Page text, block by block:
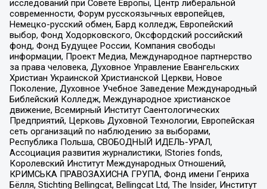
исследований при Совете Европы, Центр либеральной
современности, Форум русскоязычных европейцев,
Немецко-русский обмен, Бард колледж, Европейский
выбор, Фонд Ходорковского, Оксфордский российский
фонд, Фонд Будущее России, Компания свободы
информации, Проект Медиа, Международное партнерство
за права человека, Духовное Управление Евангельских
Христиан Украинской Христианской Церкви, Новое
Поколение, Духовное Учебное Заведение Международный
Библейский Колледж, Международное христианское
движение, Всемирный Институт Саентологических
Предприятий, Церковь Духовной Технологии, Европейская
сеть организаций по наблюдению за выборами,
Республика Польша, СВОБОДНЫЙ ИДЕЛЬ-УРАЛ,
Ассоциация развития журналистики, IStories fonds,
Королевский Институт Международных Отношений,
КРИМСЬКА ПРАВОЗАХИСНА ГРУПА, Фонд имени Генриха
Бёлля, Stichting Bellingcat, Bellingcat Ltd, The Insider, Институт